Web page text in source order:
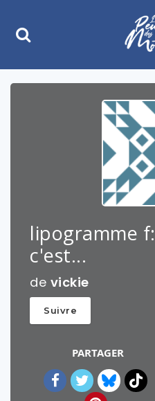
lipogramme
c'est...
de vickie
Suivre
PARTAGER